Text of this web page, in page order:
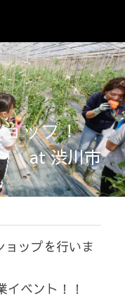
ップ！
at 渋川市
ップを行いま
ベント！！